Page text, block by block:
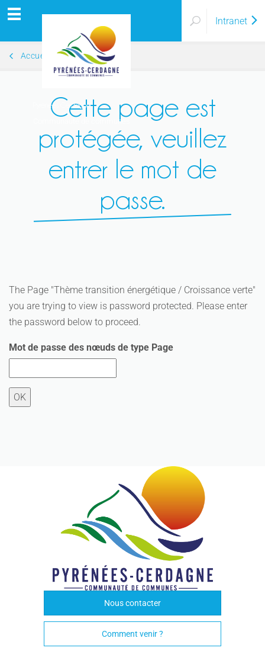
Pyrénées Cerdagne
Communauté de communes
Intranet
Accueil
Cette page est
protégée, veuillez
entrer le mot de
passe.
The Page "Thème transition énergétique / Croissance verte"
you are trying to view is password protected. Please enter
the password below to proceed.
Mot de passe des nœuds de type Page
Nous contacter
Comment venir ?